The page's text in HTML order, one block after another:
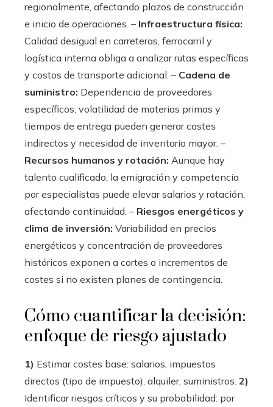
regionalmente, afectando plazos de construcción
e inicio de operaciones. – Infraestructura física:
Calidad desigual en carreteras, ferrocarril y
logística interna obliga a analizar rutas específicas
y costos de transporte adicional. – Cadena de
suministro: Dependencia de proveedores
específicos, volatilidad de materias primas y
tiempos de entrega pueden generar costes
indirectos y necesidad de inventario mayor. –
Recursos humanos y rotación: Aunque hay
talento cualificado, la emigración y competencia
por especialistas puede elevar salarios y rotación,
afectando continuidad. – Riesgos energéticos y
clima de inversión: Variabilidad en precios
energéticos y concentración de proveedores
históricos exponen a cortes o incrementos de
costes si no existen planes de contingencia.
Cómo cuantificar la decisión:
enfoque de riesgo ajustado
1) Estimar costes base: salarios, impuestos
directos (tipo de impuesto), alquiler, suministros. 2)
Identificar riesgos críticos y su probabilidad: por